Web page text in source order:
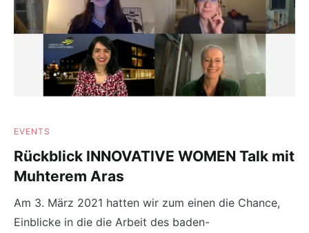
EVENTS
Rückblick INNOVATIVE WOMEN Talk mit
Muhterem Aras
Am 3. März 2021 hatten wir zum einen die Chance,
Einblicke in die die Arbeit des baden-